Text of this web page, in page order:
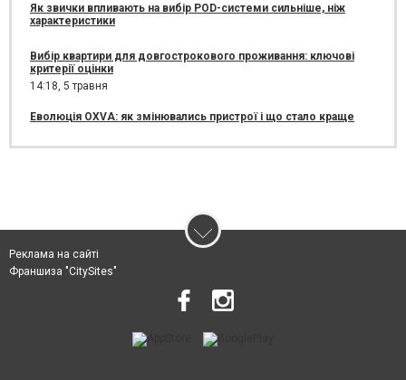
Як звички впливають на вибір POD-системи сильніше, ніж
характеристики
Вибір квартири для довгострокового проживання: ключові
критерії оцінки
14:18, 5 травня
Еволюція OXVA: як змінювались пристрої і що стало краще
Реклама на сайті
Франшиза "CitySites"